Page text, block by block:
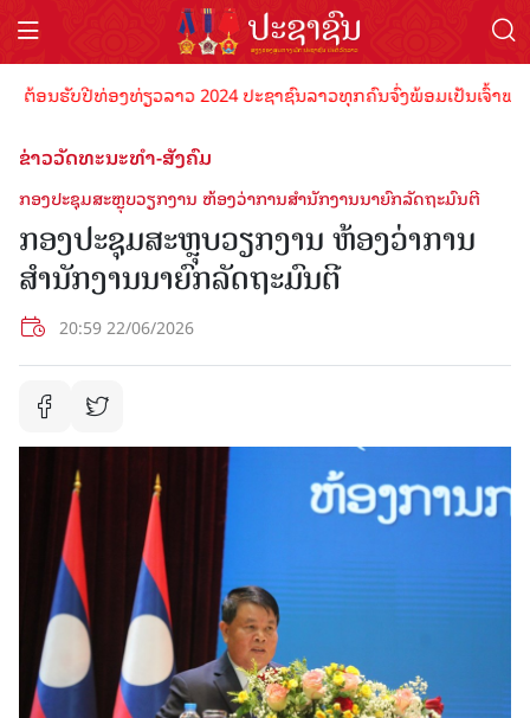
ນຮັບປີທ່ອງທ່ຽວລາວ 2024 ປະຊາຊົນລາວທຸກຄົນຈົ່ງພ້ອມເປັນເຈົ້າພາບ
ຂ່າວວັດທະນະທຳ-ສັງຄົມ
ກອງປະຊຸມສະຫຼຸບວຽກງານ ຫ້ອງວ່າການສຳນັກງານນາຍົກລັດຖະມົນຕີ
ກອງປະຊຸມສະຫຼຸບວຽກງານ ຫ້ອງວ່າການ
ສຳນັກງານນາຍົກລັດຖະມົນຕີ
20:59 22/06/2026